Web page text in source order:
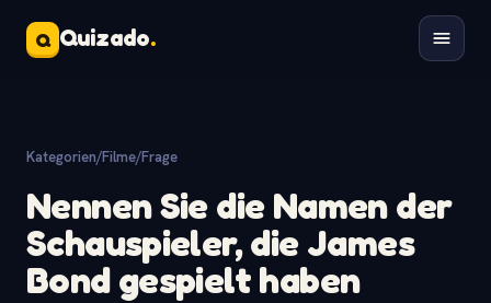
Q Quizado.
Kategorien/Filme/Frage
Nennen Sie die Namen der
Schauspieler, die James
Bond gespielt haben